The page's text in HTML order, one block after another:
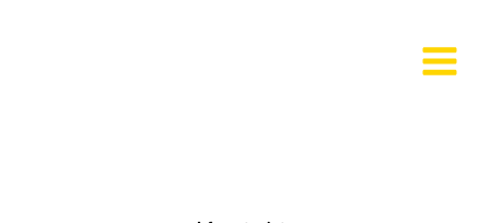
Main